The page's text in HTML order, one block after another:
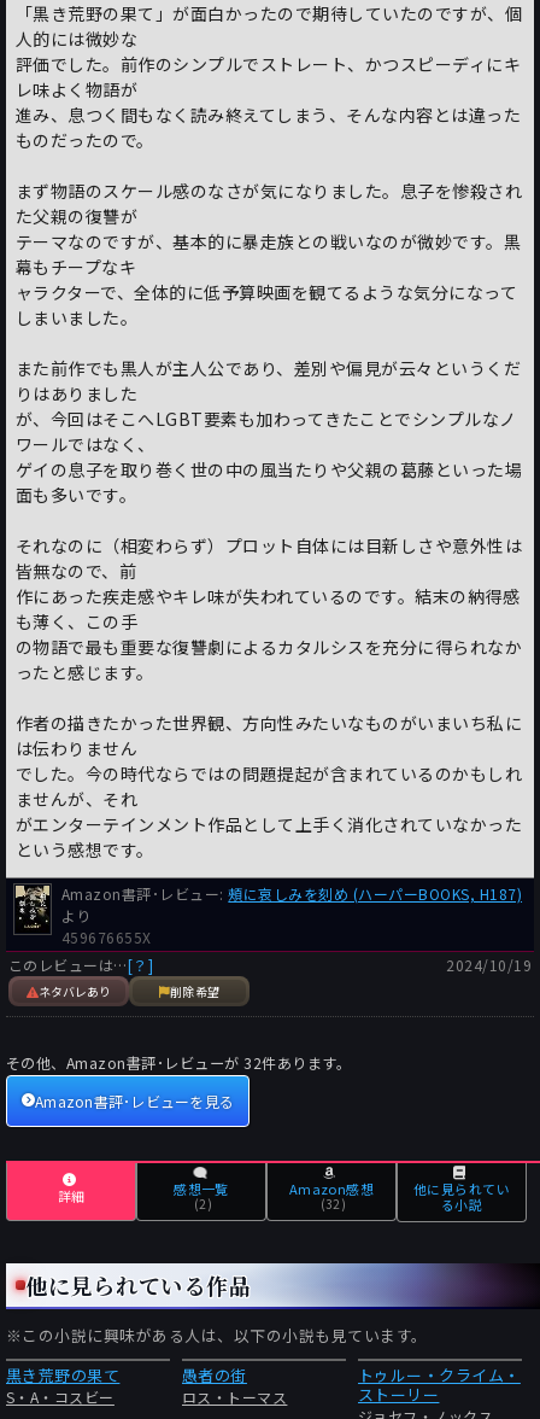
「黒き荒野の果て」が面白かったので期待していたのですが、個
人的には微妙な
評価でした。前作のシンプルでストレート、かつスピーディにキ
レ味よく物語が
進み、息つく間もなく読み終えてしまう、そんな内容とは違った
ものだったので。
まず物語のスケール感のなさが気になりました。息子を惨殺され
た父親の復讐が
テーマなのですが、基本的に暴走族との戦いなのが微妙です。黒
幕もチープなキ
ャラクターで、全体的に低予算映画を観てるような気分になって
しまいました。
また前作でも黒人が主人公であり、差別や偏見が云々というくだ
りはありました
が、今回はそこへLGBT要素も加わってきたことでシンプルなノ
ワールではなく、
ゲイの息子を取り巻く世の中の風当たりや父親の葛藤といった場
面も多いです。
それなのに（相変わらず）プロット自体には目新しさや意外性は
皆無なので、前
作にあった疾走感やキレ味が失われているのです。結末の納得感
も薄く、この手
の物語で最も重要な復讐劇によるカタルシスを充分に得られなか
ったと感じます。
作者の描きたかった世界観、方向性みたいなものがいまいち私に
は伝わりません
でした。今の時代ならではの問題提起が含まれているのかもしれ
ませんが、それ
がエンターテインメント作品として上手く消化されていなかった
という感想です。
Amazon書評･レビュー:頰に哀しみを刻め (ハーパーBOOKS, H187)
より
459676655X
このレビューは…[？]
ネタバレあり 削除希望
2024/10/19
その他、Amazon書評･レビューが32件あります。
Amazon書評･レビューを見る
詳細 感想一覧
(2)
Amazon感想
(32)
他に見られてい
る小説
他に見られている作品
※この小説に興味がある人は、以下の小説も見ています。
黒き荒野の果て
S・A・コスビー
愚者の街
ロス・トーマス
トゥルー・クライム・
ストーリー